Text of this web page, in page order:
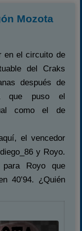
Mozota
en el circuito de
del Craks
después de
que puso el
como el de
el vencedor
y Royo.
Royo que
40’94. ¿Quién